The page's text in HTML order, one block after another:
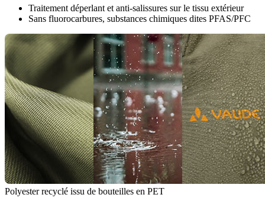
Traitement déperlant et anti-salissures sur le tissu extérieur
Sans fluorocarbures, substances chimiques dites PFAS/PFC
Polyester recyclé issu de bouteilles en PET